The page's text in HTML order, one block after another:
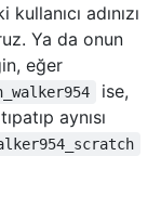
kullanıcı adınızı
Ya da onun
eğer
ise,
aynısı